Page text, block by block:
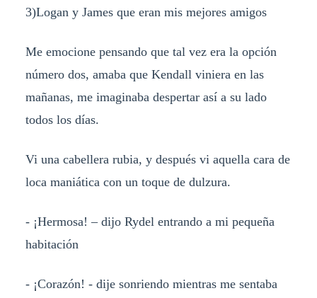
3)Logan y James que eran mis mejores amigos
Me emocione pensando que tal vez era la opción
número dos, amaba que Kendall viniera en las
mañanas, me imaginaba despertar así a su lado
todos los días.
Vi una cabellera rubia, y después vi aquella cara de
loca maniática con un toque de dulzura.
- ¡Hermosa! – dijo Rydel entrando a mi pequeña
habitación
- ¡Corazón! - dije sonriendo mientras me sentaba